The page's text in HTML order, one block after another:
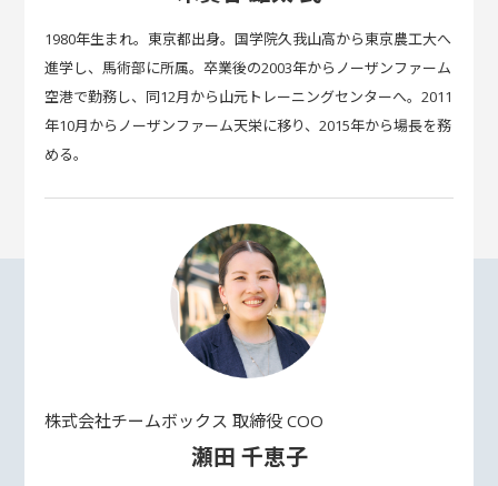
1980年生まれ。東京都出身。国学院久我山高から東京農工大へ
進学し、馬術部に所属。卒業後の2003年からノーザンファーム
空港で勤務し、同12月から山元トレーニングセンターへ。2011
年10月からノーザンファーム天栄に移り、2015年から場長を務
める。
株式会社チームボックス 取締役 COO
瀬田 千恵子